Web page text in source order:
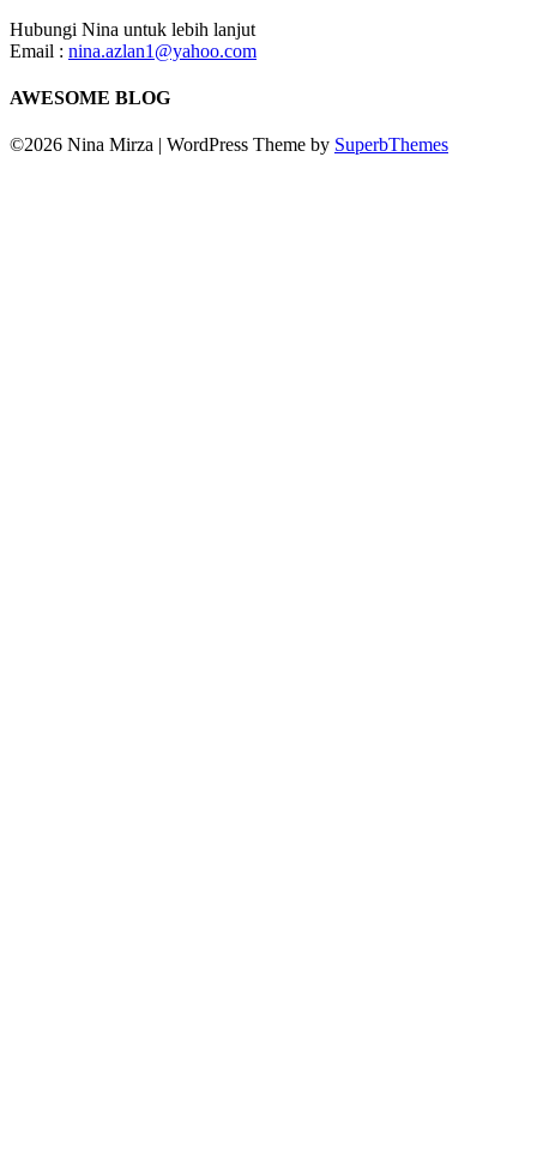
Hubungi Nina untuk lebih lanjut
Email : nina.azlan1@yahoo.com
AWESOME BLOG
©2026 Nina Mirza | WordPress Theme by SuperbThemes